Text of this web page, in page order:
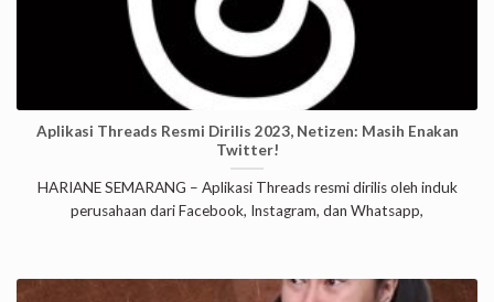
Aplikasi Threads Resmi Dirilis 2023, Netizen: Masih Enakan
Twitter!
HARIANE SEMARANG – Aplikasi Threads resmi dirilis oleh induk
perusahaan dari Facebook, Instagram, dan Whatsapp,